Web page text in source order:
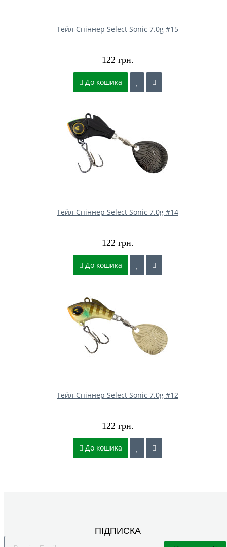
Тейл-Спіннер Select Sonic 7.0g #15
122 грн.
До кошика
Тейл-Спіннер Select Sonic 7.0g #14
122 грн.
До кошика
Тейл-Спіннер Select Sonic 7.0g #12
122 грн.
До кошика
ПІДПИСКА